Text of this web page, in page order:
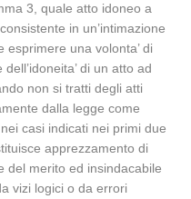
3, quale atto idoneo a
in un’intimazione
una volonta’ di
di un atto ad
non si tratti degli atti
dalla legge come
casi indicati nei primi due
apprezzamento di
del merito ed insindacabile
vizi logici o da errori